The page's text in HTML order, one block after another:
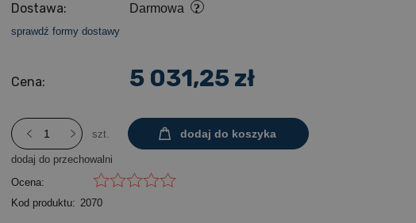
Dostawa: Darmowa
sprawdź formy dostawy
Cena: 5 031,25 zł
szt. dodaj do koszyka
dodaj do przechowalni
Ocena:
Kod produktu: 2070